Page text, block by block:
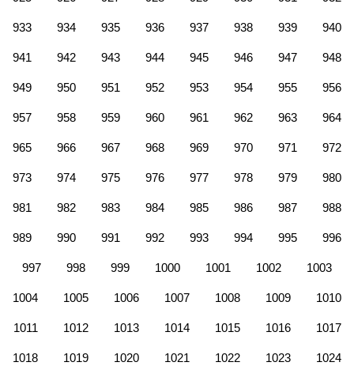
933 934 935 936 937 938 939 940
941 942 943 944 945 946 947 948
949 950 951 952 953 954 955 956
957 958 959 960 961 962 963 964
965 966 967 968 969 970 971 972
973 974 975 976 977 978 979 980
981 982 983 984 985 986 987 988
989 990 991 992 993 994 995 996
997 998 999 1000 1001 1002 1003
1004 1005 1006 1007 1008 1009 1010
1011 1012 1013 1014 1015 1016 1017
1018 1019 1020 1021 1022 1023 1024